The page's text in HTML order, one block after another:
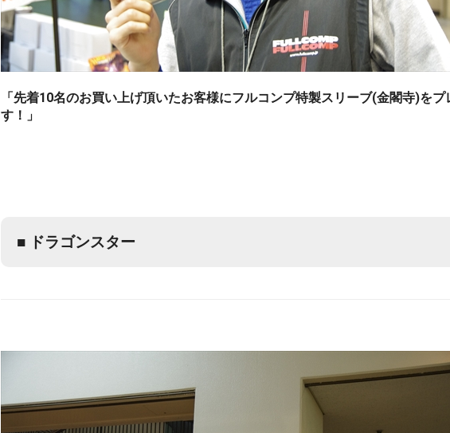
「先着10名のお買い上げ頂いたお客様にフルコンプ特製スリーブ(金閣寺)を
す！」
■ ドラゴンスター